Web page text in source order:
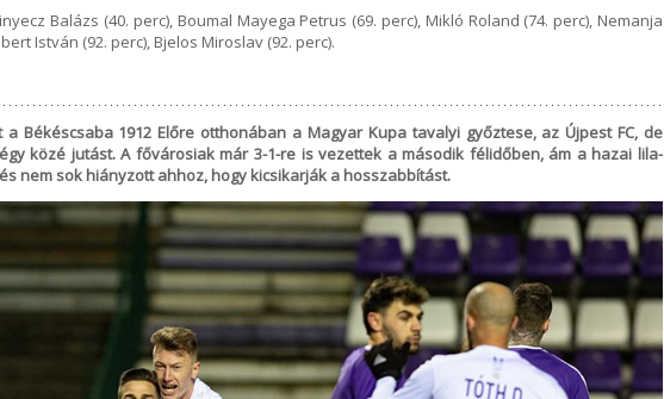
Balázs (40. perc), Boumal Mayega Petrus (69. perc), Mikló Roland (74. perc), Nemanja
István (92. perc), Bjelos Miroslav (92. perc).
a Békéscsaba 1912 Előre otthonában a Magyar Kupa tavalyi győztese, az Újpest FC, de
közé jutást. A fővárosiak már 3-1-re is vezettek a második félidőben, ám a hazai lila-
nem sok hiányzott ahhoz, hogy kicsikarják a hosszabbítást.